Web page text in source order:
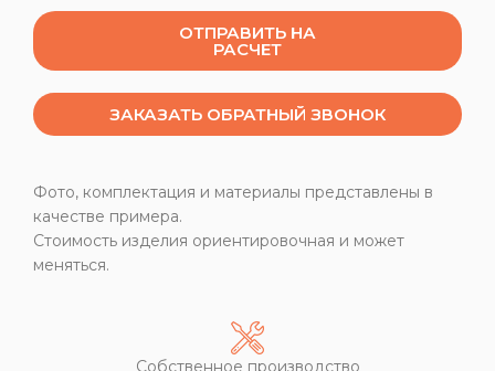
ОТПРАВИТЬ НА
РАСЧЕТ
ЗАКАЗАТЬ ОБРАТНЫЙ ЗВОНОК
Фото, комплектация и материалы представлены в
качестве примера.
Стоимость изделия ориентировочная и может
меняться.
Собственное производство